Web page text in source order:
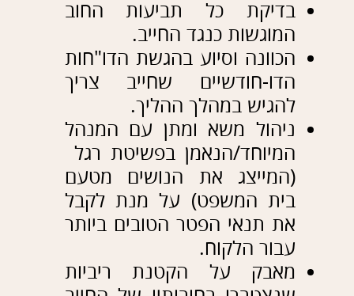
החייב מחובותיו.
במשרדנו אנו פועלים לנהל את הליך
פשיטת הרגל מתחילתו ועד סופו – מרגע
שלב הייעוץ הראשוני ללקוח, ועד לקבלת
צו ההפטר על ידי בית המשפט המחוזי.
למשרדנו ניסיון רב בשנים בסיוע לחייבים
במסגרת הליכי פשיטת רגל וקבלת הפטר,
תוך מתן דגש על מקצועיות ומהירות.
צוות משרדנו צבר הצלחות רבות בתחום
מחיקת החובות וקבלת הפטר, והוביל את
מאות לקוחותיו לפתיחת דף חדש ונקי
בחייהם על ידי
של עשרות מיליוני שקלים
עו"ד אבי זילברפלד עוסק בתחום החובות